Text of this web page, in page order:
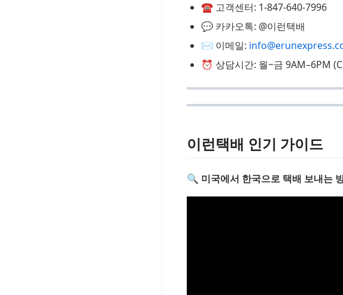
☎️ 고객센터: 1-847-640-7996
💬 카카오톡: @이런택배
✉️ 이메일:
⏰ 상담시간: 월~금 9AM–6PM
이런택배 인기 가이드
🔍 미국에서 한국으로 택배 보내는